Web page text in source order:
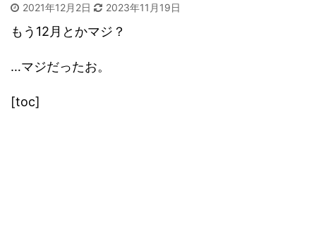
2021年12月2日 2023年11月19日
もう12月とかマジ？
…マジだったお。
[toc]